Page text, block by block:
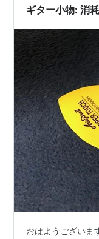
コニアは歯医者で
ギター小物: 消
おはようございま